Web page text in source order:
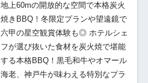
地上60mの開放的な空間で本格炭火
焼きBBQ！冬限定プランや望遠鏡で
六甲の星空観賞体験も◎ ホテルシェ
フが選び抜いた食材を炭火焼で堪能
する本格BBQ！黒毛和牛やオマール
海老、神戸牛が味わえる特別なプラ